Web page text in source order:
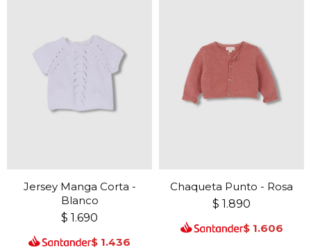
Jersey Manga Corta -
Blanco
$ 1.690
$ 1.436
Chaqueta Punto - Rosa
$ 1.890
$ 1.606